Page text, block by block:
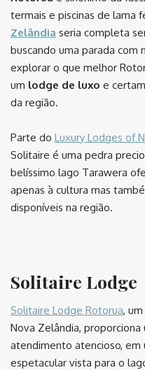
termais e piscinas de lama
Zelândia seria completa
buscando uma parada
explorar o que melhor
um lodge de luxo e
da região.
Parte do Luxury Lodges of
Solitaire é uma pedra
belíssimo lago Tarawera
apenas à cultura mas
disponíveis na região.
Solitaire Lodge
Solitaire Lodge Rotorua,
Nova Zelândia,
atendimento atencioso, em
espetacular vista para o